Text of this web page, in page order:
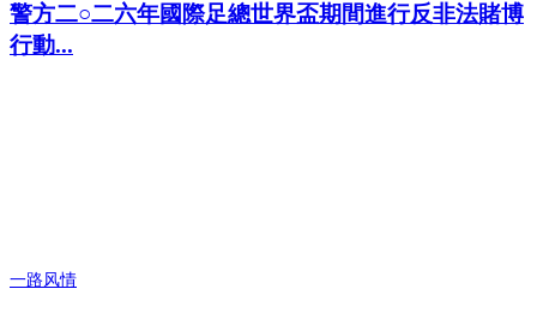
警方二○二六年國際足總世界盃期間進行反非法賭博
行動...
一路风情